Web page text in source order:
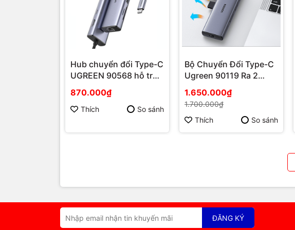
Hub chuyển đổi Type-C
UGREEN 90568 hỗ trợ
RJ45, USB 3.0, SD/TF
và sạc PD | Phú Quốc
870.000₫
Thích So sánh
Bộ Chuyển Đổi Type-C
Ugreen 90119 Ra 2
LAN PD | Phú Quốc
1.650.000₫
1.700.000₫
Thích
So sánh
ĐĂNG KÝ